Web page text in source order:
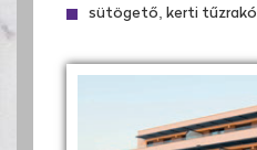
sütögető, kerti tűzrakó